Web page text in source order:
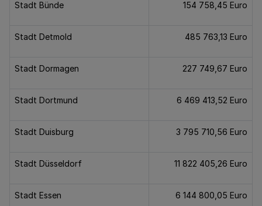
Stadt Bünde 154 758,45 Euro
Stadt Detmold 485 763,13 Euro
Stadt Dormagen 227 749,67 Euro
Stadt Dortmund 6 469 413,52 Euro
Stadt Duisburg 3 795 710,56 Euro
Stadt Düsseldorf 11 822 405,26 Euro
Stadt Essen 6 144 800,05 Euro